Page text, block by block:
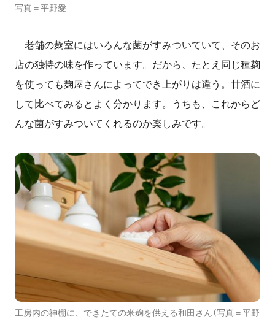
写真＝平野愛
老舗の麹室にはいろんな菌がすみついていて、そのお
店の独特の味を作っています。だから、たとえ同じ種麹
を使っても麹屋さんによってでき上がりは違う。甘酒に
して比べてみるとよく分かります。うちも、これからど
んな菌がすみついてくれるのか楽しみです。
工房内の神棚に、できたての米麹を供える和田さん（写真＝平野